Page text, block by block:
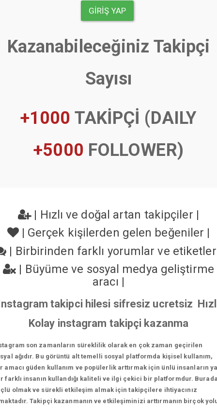
GIRIŞ YAP
Kazanabileceğiniz Takipçi
Sayısı
+1000 TAKİPÇİ (DAILY
+5000 FOLLOWER)
| Hızlı ve doğal artan takipçiler |
| Gerçek kişilerden gelen beğeniler |
| Birbirinden farklı yorumlar ve
| Büyüme ve sosyal medya geliştirme
aracı |
takipci hilesi sifresiz ucretsiz
Kolay instagram takipçi kazanma
son zamanların süreklilik olarak en çok zaman geçirilen
ağıdır. Bu görüntü alt temelli sosyal platformda kişisel kullanım,
amacı güden kullanım ve popülerlik arttırmak için ünlü insanların
farklı insanın kullandığı kaliteli ve ilgi çekici bir platformdur.
olmak ve sürekli etkileşim almak için takipçilere ihtiyacınız
Takipçi kazanmanın ve etkileşiminizi arttırmanın birçok